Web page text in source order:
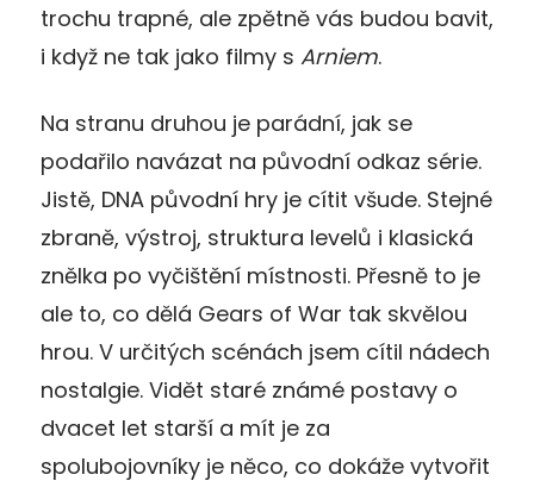
trochu trapné, ale zpětně vás budou bavit,
i když ne tak jako filmy s Arniem.
Na stranu druhou je parádní, jak se
podařilo navázat na původní odkaz série.
Jistě, DNA původní hry je cítit všude. Stejné
zbraně, výstroj, struktura levelů i klasická
znělka po vyčištění místnosti. Přesně to je
ale to, co dělá Gears of War tak skvělou
hrou. V určitých scénách jsem cítil nádech
nostalgie. Vidět staré známé postavy o
dvacet let starší a mít je za
spolubojovníky je něco, co dokáže vytvořit